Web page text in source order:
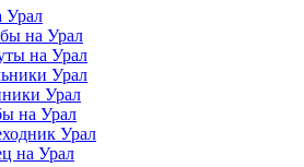
Урал
на Урал
на Урал
Урал
Урал
на Урал
Урал
на Урал